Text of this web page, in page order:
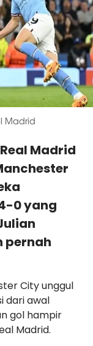
Madrid
Madrid
0 yang
pernah
City unggul
dari awal
gol hampir
Madrid.